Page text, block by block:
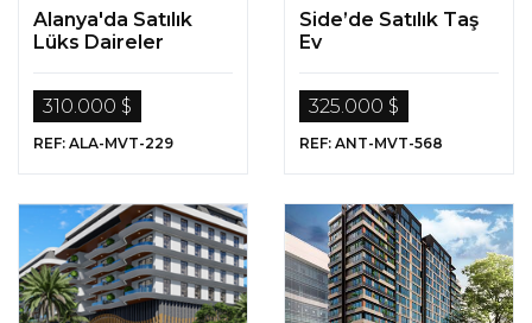
Alanya'da Satılık
Lüks Daireler
310.000 $
REF: ALA-MVT-229
Side’de Satılık Taş
Ev
325.000 $
REF: ANT-MVT-568